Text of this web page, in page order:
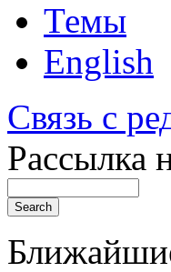
Темы
English
Связь с
Рассылка